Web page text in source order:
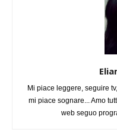
Mi piace leggere, seguire
mi piace sognare... Amo
web seguo